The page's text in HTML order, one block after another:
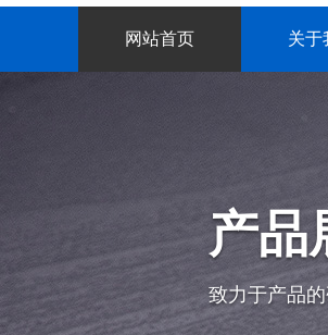
网站首页 关于
产品
致力于产品